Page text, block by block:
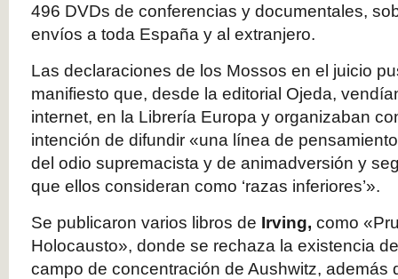
496 DVDs de conferencias y documentales,
envíos a toda España y al extranjero.
Las declaraciones de los Mossos en el juicio
manifiesto que, desde la editorial Ojeda,
internet, en la Librería Europa y organizaban
intención de difundir «una línea de
del odio supremacista y de animadversión y
que ellos consideran como ‘razas inferiores’».
Se publicaron varios libros de Irving, como
Holocausto», donde se rechaza la existencia
campo de concentración de Aushwitz, además